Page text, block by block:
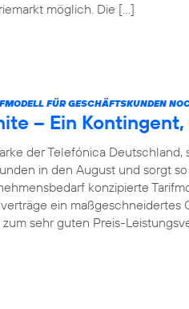
möglich. Die […]
FÜR GESCHÄFTSKUNDEN
– Ein
der Telefónica
in den August und sorgt
konzipierte
ein maßgeschneidertes
sehr guten Preis-